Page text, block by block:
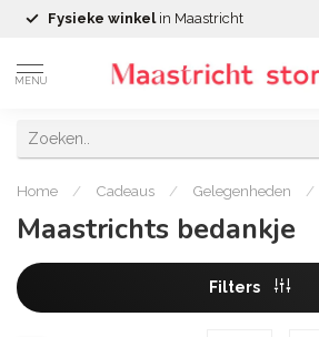
Fysieke winkel in Maastricht
MENU
Home / Cadeaus / Gelegenheden /
Maastrichts bedankje
Filters